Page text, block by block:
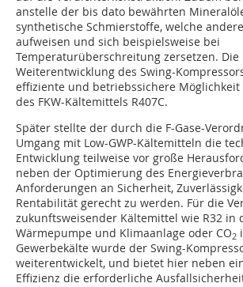
anstelle der bis dato bewährten
synthetische Schmierstoffe, welche
aufweisen und sich beispielsweise bei
Temperaturüberschreitung zersetzen. Die
Weiterentwicklung des Swing-
effiziente und betriebssichere
des FKW-Kältemittels R407C.
Später stellte der durch die F-Gase-
Umgang mit Low-GWP-Kältemitteln die
Entwicklung teilweise vor große
neben der Optimierung des
Anforderungen an Sicherheit,
Rentabilität gerecht zu werden. Für die
zukunftsweisender Kältemittel wie R32 in
Wärmepumpe und Klimaanlage oder CO2
Gewerbekälte wurde der Swing-
weiterentwickelt, und bietet hier neben
Effizienz die erforderliche